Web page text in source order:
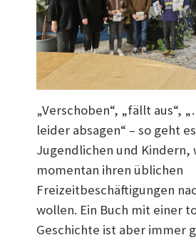
„Verschoben“, „fällt aus“,
leider absagen“ – so geht
Jugendlichen und Kindern,
momentan ihren üblichen
Freizeitbeschäftigungen
wollen. Ein Buch mit einer
Geschichte ist aber immer